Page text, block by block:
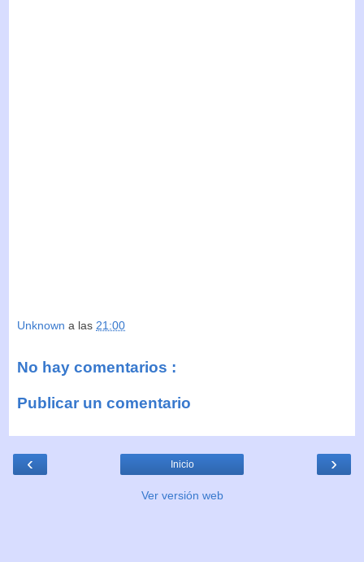
Unknown a las 21:00
No hay comentarios :
Publicar un comentario
‹ ›
Inicio
Ver versión web